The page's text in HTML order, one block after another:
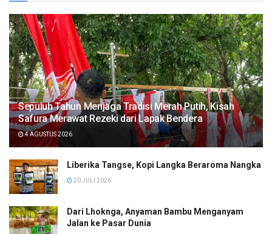
Sepuluh Tahun Menjaga Tradisi Merah Putih, Kisah
Safura Merawat Rezeki dari Lapak Bendera
4 AGUSTUS 2026
Liberika Tangse, Kopi Langka Beraroma Nangka
20 JULI 2026
Dari Lhoknga, Anyaman Bambu Menganyam
Jalan ke Pasar Dunia